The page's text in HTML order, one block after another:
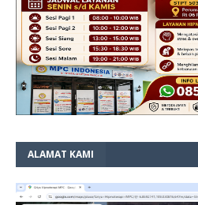
ALAMAT KAMI